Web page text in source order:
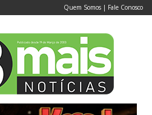
Quem Somos | Fale Conosco